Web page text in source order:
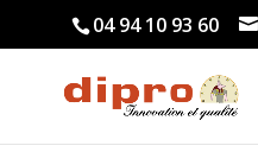
04 94 10 93 60